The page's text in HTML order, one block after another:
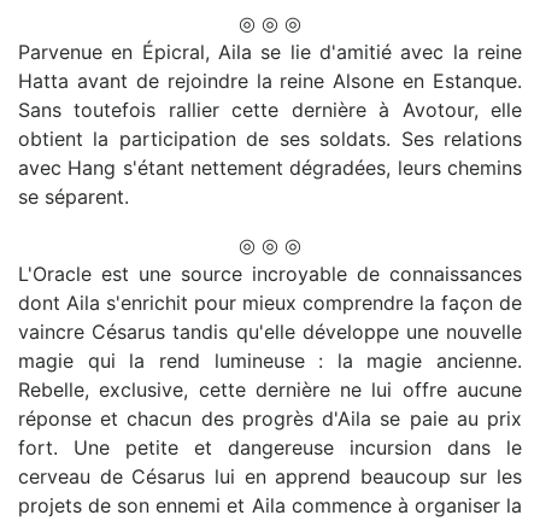
◎ ◎ ◎
Parvenue en Épicral, Aila se lie d'amitié avec la reine
Hatta avant de rejoindre la reine Alsone en Estanque.
Sans toutefois rallier cette dernière à Avotour, elle
obtient la participation de ses soldats. Ses relations
avec Hang s'étant nettement dégradées, leurs chemins
se séparent.
◎ ◎ ◎
L'Oracle est une source incroyable de connaissances
dont Aila s'enrichit pour mieux comprendre la façon de
vaincre Césarus tandis qu'elle développe une nouvelle
magie qui la rend lumineuse : la magie ancienne.
Rebelle, exclusive, cette dernière ne lui offre aucune
réponse et chacun des progrès d'Aila se paie au prix
fort. Une petite et dangereuse incursion dans le
cerveau de Césarus lui en apprend beaucoup sur les
projets de son ennemi et Aila commence à organiser la